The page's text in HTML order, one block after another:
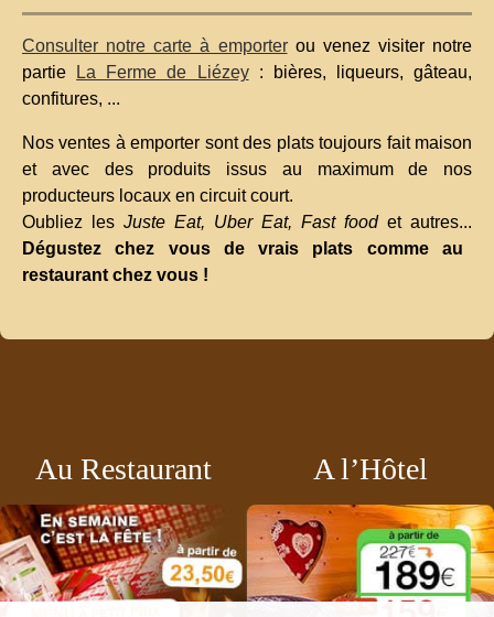
Consulter notre carte à emporterou venez visiter notre
partie
La Ferme de Liézey: bières, liqueurs, gâteau,
confitures, ...
Nos ventes à emporter sont des plats toujours fait maison
et avec des produits issus au maximum de nos
producteurs locaux en circuit court.
Oubliez les Juste Eat, Uber Eat, Fast foodet autres...
Dégustez chez vous de vrais plats comme au
restaurant chez vous !
Au Restaurant A l’Hôtel